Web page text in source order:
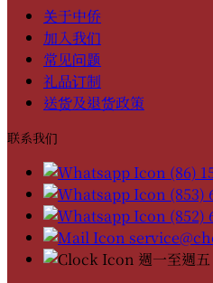
关于中侨
加入我们
常见问题
礼品订制
送货及退货政策
联系我们
(86)
(853)
(852)
週一至週